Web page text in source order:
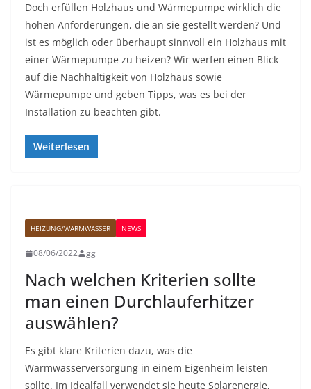
Doch erfüllen Holzhaus und Wärmepumpe wirklich die
hohen Anforderungen, die an sie gestellt werden? Und
ist es möglich oder überhaupt sinnvoll ein Holzhaus mit
einer Wärmepumpe zu heizen? Wir werfen einen Blick
auf die Nachhaltigkeit von Holzhaus sowie
Wärmepumpe und geben Tipps, was es bei der
Installation zu beachten gibt.
Weiterlesen
HEIZUNG/WARMWASSER NEWS
08/06/2022 gg
Nach welchen Kriterien sollte
man einen Durchlauferhitzer
auswählen?
Es gibt klare Kriterien dazu, was die
Warmwasserversorgung in einem Eigenheim leisten
sollte. Im Idealfall verwendet sie heute Solarenergie,